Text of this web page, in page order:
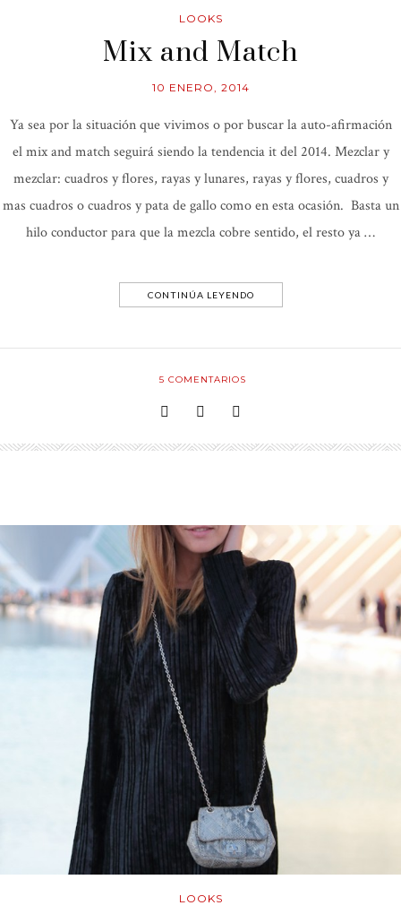
LOOKS
Mix and Match
10 ENERO, 2014
Ya sea por la situación que vivimos o por buscar la auto-afirmación
el mix and match seguirá siendo la tendencia it del 2014. Mezclar y
mezclar: cuadros y flores, rayas y lunares, rayas y flores, cuadros y
mas cuadros o cuadros y pata de gallo como en esta ocasión. Basta un
hilo conductor para que la mezcla cobre sentido, el resto ya …
CONTINÚA LEYENDO
5 COMENTARIOS
LOOKS